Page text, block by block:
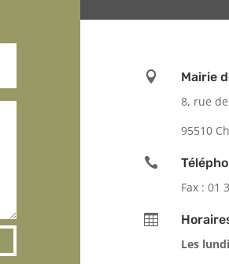

Mairie
8, rue de
95510

Fax : 01

Les